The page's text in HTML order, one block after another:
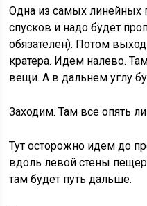
Одна из самых линейных
спусков и надо будет
обязателен). Потом
кратера. Идем налево.
вещи. А в дальнем углу
Заходим. Там все опять
Тут осторожно идем до
вдоль левой стены
там будет путь дальше.